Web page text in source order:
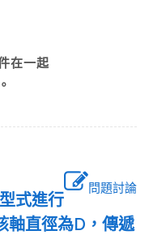
在一起
問題討論
式進行
軸直徑為D，傳遞